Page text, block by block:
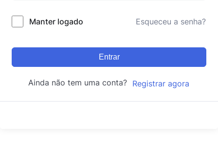
Manter logado Esqueceu a senha?
Entrar
Ainda não tem uma conta? Registrar agora